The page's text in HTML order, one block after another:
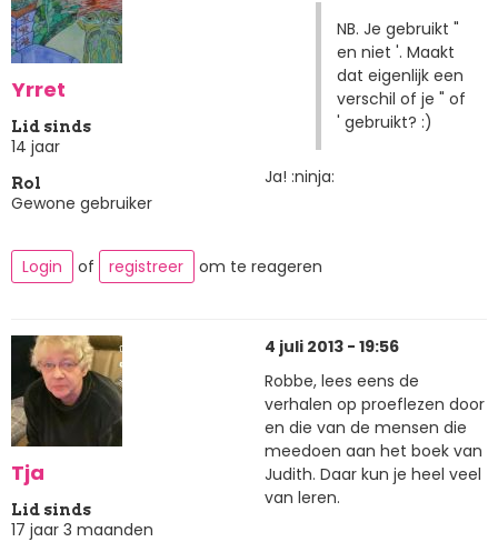
Yrret
Lid sinds
14 jaar
Rol
Gewone gebruiker
NB. Je gebruikt "
en niet '. Maakt
dat eigenlijk een
verschil of je " of
' gebruikt? :)
Ja! :ninja:
Login of registreer om te reageren
Tja
Lid sinds
17 jaar 3 maanden
4 juli 2013 - 19:56
Robbe, lees eens de
verhalen op proeflezen door
en die van de mensen die
meedoen aan het boek van
Judith. Daar kun je heel veel
van leren.